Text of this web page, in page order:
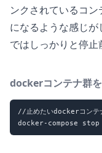
ンクされているコ
になるような感じ
ではしっかりと停止
dockerコンテナ群
//止めたいdockerコンテ